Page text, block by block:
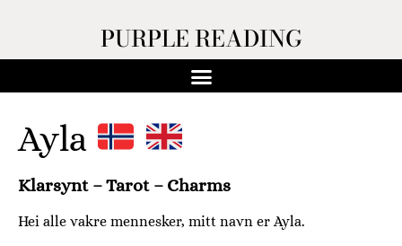
PURPLE READING
Ayla
Klarsynt – Tarot – Charms
Hei alle vakre mennesker, mitt navn er Ayla.